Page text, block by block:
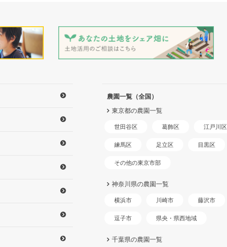
農園一覧（全国）
東京都の農園一覧
世田谷区 葛飾区 江戸川区
練馬区 足立区 目黒区
その他の東京市部
神奈川県の農園一覧
横浜市 川崎市 藤沢市
逗子市 県央・県西地域
千葉県の農園一覧